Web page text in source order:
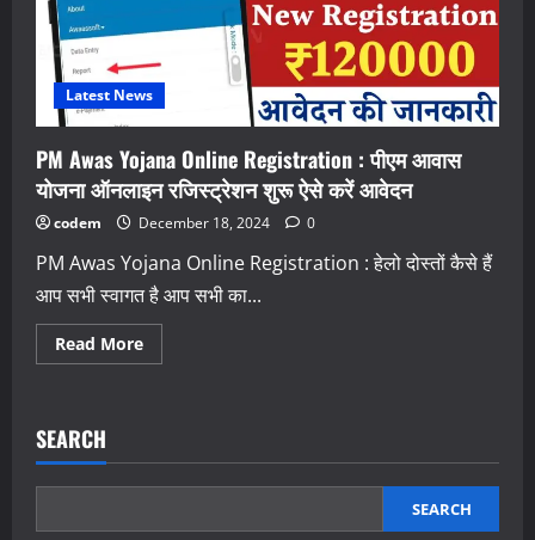
Latest News
PM Awas Yojana Online Registration : पीएम आवास
योजना ऑनलाइन रजिस्ट्रेशन शुरू ऐसे करें आवेदन
codem December 18, 2024 0
PM Awas Yojana Online Registration : हेलो दोस्तों कैसे हैं
आप सभी स्वागत है आप सभी का...
Read MoreRead
more
Registration
पीएम
योजना
SEARCH
SEARCH